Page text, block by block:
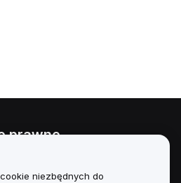
prawne
niezbędnych do